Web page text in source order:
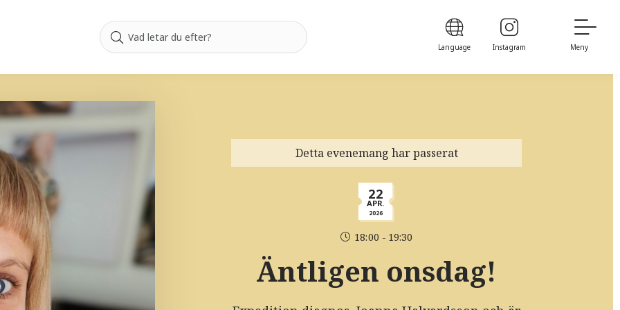
Language Instagram Meny
Detta evenemang har passerat
22
APR.
2026
18:00 - 19:30
Äntligen onsdag!